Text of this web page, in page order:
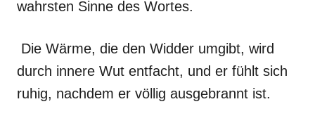
wahrsten Sinne des Wortes.
Die Wärme, die den Widder umgibt, wird
durch innere Wut entfacht, und er fühlt sich
ruhig, nachdem er völlig ausgebrannt ist.